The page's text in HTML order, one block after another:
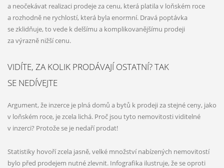
a neočekávat realizaci prodeje za cenu, která platila v loňském roce
a rozhodně ne rychlostí, která byla enormní. Dravá poptávka
se zklidňuje, to vede k delšímu a komplikovanějšímu prodeji
za výrazně nižší cenu.
VIDÍTE, ZA KOLIK PRODÁVAJÍ OSTATNÍ? TAK
SE NEDÍVEJTE
Argument, že inzerce je plná domů a bytů k prodeji za stejné ceny, jako
v loňském roce, je zcela lichá. Proč jsou tyto nemovitosti viditelné
v inzerci? Protože se je nedaří prodat!
Statistiky hovoří zcela jasně, velké množství nabízených nemovitostí
bylo před prodejem nutné zlevnit. Infografika ilustruje, že se oproti